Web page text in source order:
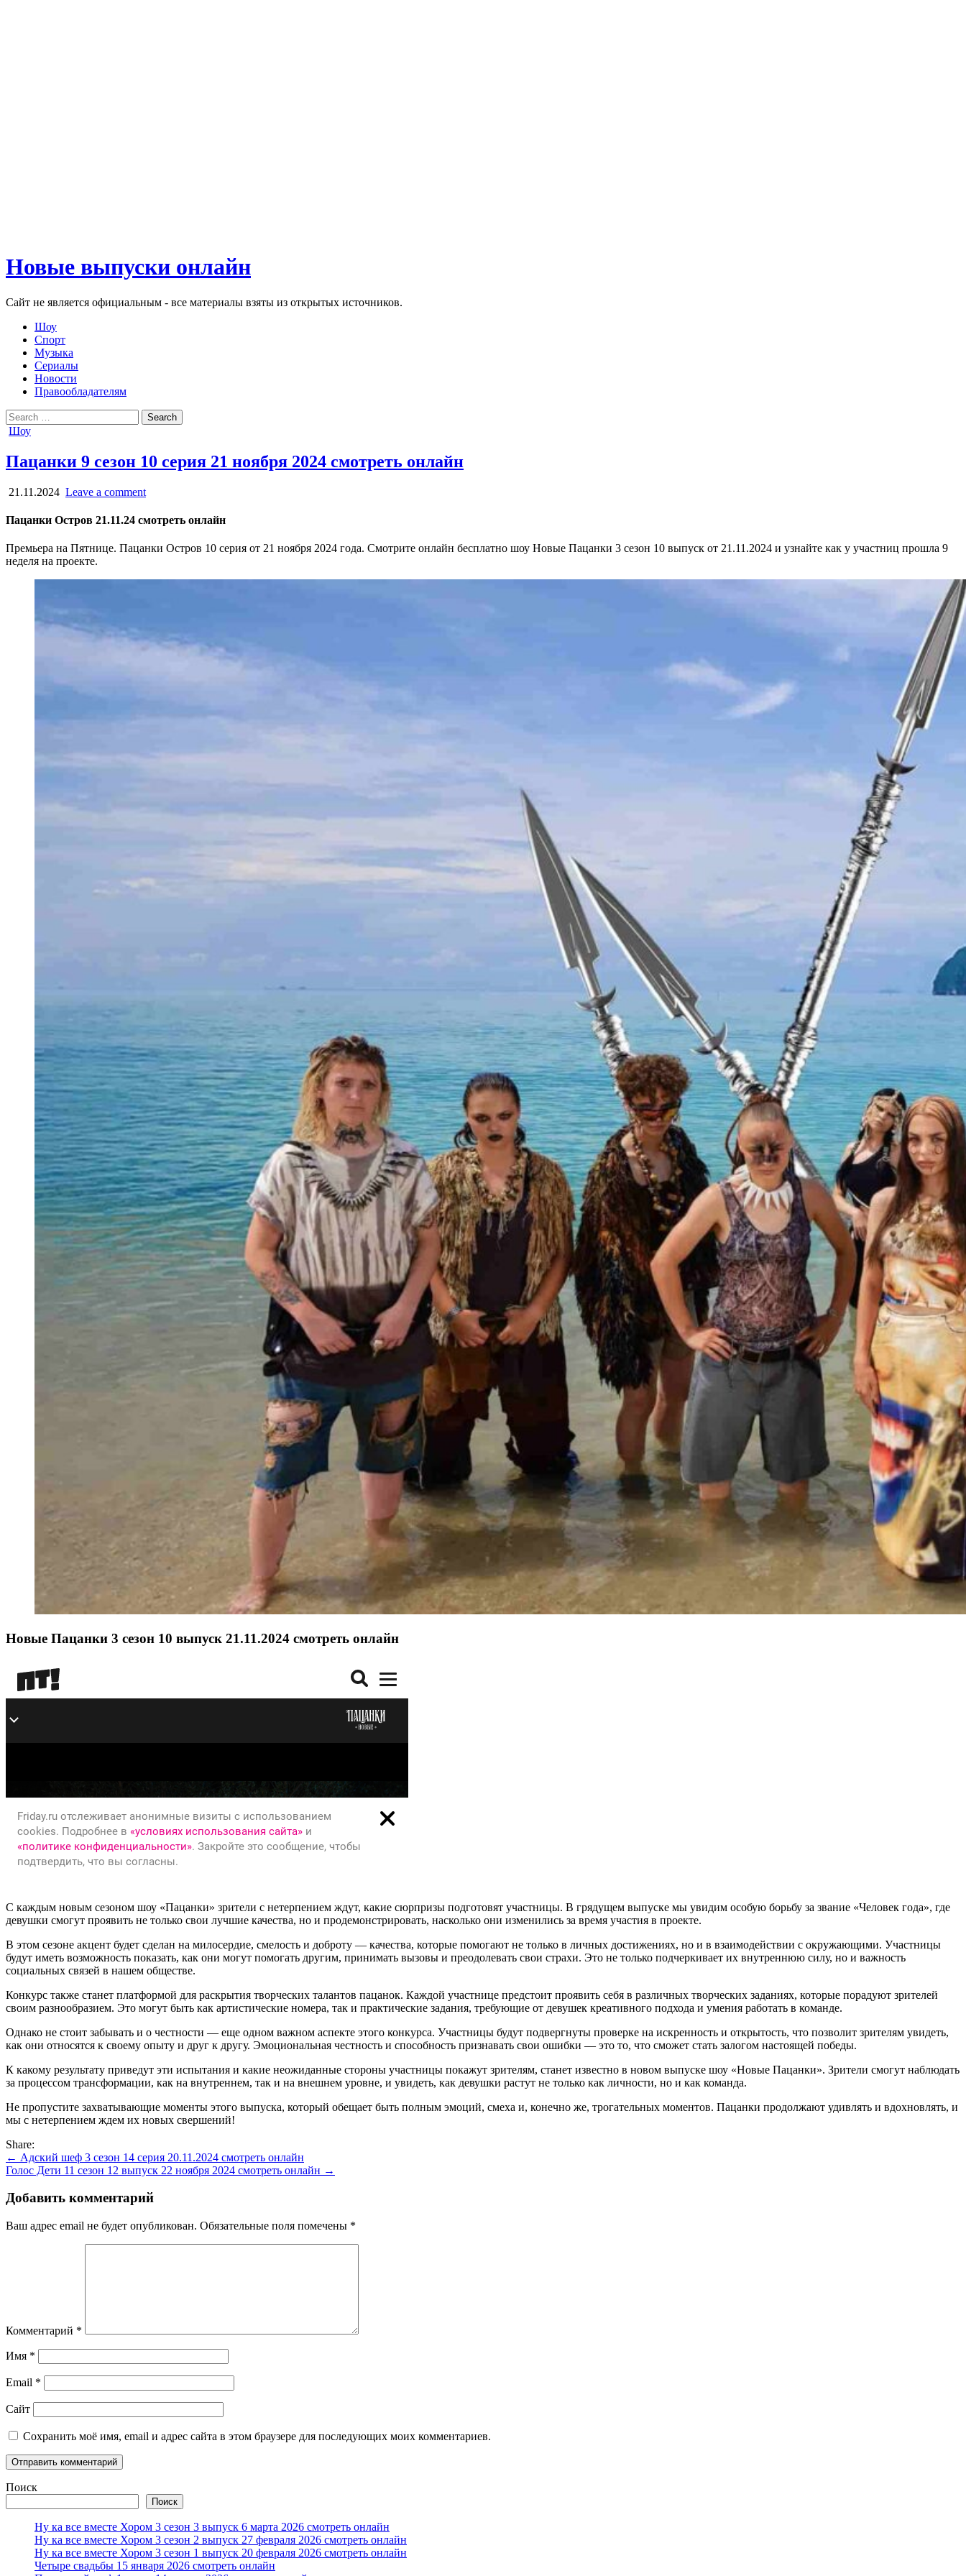
Новые выпуски онлайн
Сайт не является официальным - все материалы взяты из открытых источников.
Шоу
Спорт
Музыка
Сериалы
Новости
Правообладателям
Search
for:
Posted
Шоу
Пацанки 9 сезон 10 серия 21 ноября 2024 смотреть онлайн
21.11.2024 Leave a comment
Пацанки Остров 21.11.24 смотреть онлайн
Премьера на Пятнице. Пацанки Остров 10 серия от 21 ноября 2024 года. Смотрите онлайн бесплатно шоу Новые Пацанки 3 сезон 10 выпуск от 21.11.2024 и узнайте как у участниц прошла 9
неделя на проекте.
Новые Пацанки 3 сезон 10 выпуск 21.11.2024 смотреть онлайн
С каждым новым сезоном шоу «Пацанки» зрители с нетерпением ждут, какие сюрпризы подготовят участницы. В грядущем выпуске мы увидим особую борьбу за звание «Человек года», где
девушки смогут проявить не только свои лучшие качества, но и продемонстрировать, насколько они изменились за время участия в проекте.
В этом сезоне акцент будет сделан на милосердие, смелость и доброту — качества, которые помогают не только в личных достижениях, но и в взаимодействии с окружающими. Участницы
будут иметь возможность показать, как они могут помогать другим, принимать вызовы и преодолевать свои страхи. Это не только подчеркивает их внутреннюю силу, но и важность
социальных связей в нашем обществе.
Конкурс также станет платформой для раскрытия творческих талантов пацанок. Каждой участнице предстоит проявить себя в различных творческих заданиях, которые порадуют зрителей
своим разнообразием. Это могут быть как артистические номера, так и практические задания, требующие от девушек креативного подхода и умения работать в команде.
Однако не стоит забывать и о честности — еще одном важном аспекте этого конкурса. Участницы будут подвергнуты проверке на искренность и открытость, что позволит зрителям увидеть,
как они относятся к своему опыту и друг к другу. Эмоциональная честность и способность признавать свои ошибки — это то, что сможет стать залогом настоящей победы.
К какому результату приведут эти испытания и какие неожиданные стороны участницы покажут зрителям, станет известно в новом выпуске шоу «Новые Пацанки». Зрители смогут наблюдать
за процессом трансформации, как на внутреннем, так и на внешнем уровне, и увидеть, как девушки растут не только как личности, но и как команда.
Не пропустите захватывающие моменты этого выпуска, который обещает быть полным эмоций, смеха и, конечно же, трогательных моментов. Пацанки продолжают удивлять и вдохновлять, и
мы с нетерпением ждем их новых свершений!
Share:
Навигация
по
записям
← Адский шеф 3 сезон 14 серия 20.11.2024 смотреть онлайн
Голос Дети 11 сезон 12 выпуск 22 ноября 2024 смотреть онлайн →
Добавить комментарий
Ваш адрес email не будет опубликован. Обязательные поля помечены *
Комментарий *
Имя *
Email *
Сайт
Сохранить моё имя, email и адрес сайта в этом браузере для последующих моих комментариев.
Поиск
Поиск
Ну ка все вместе Хором 3 сезон 3 выпуск 6 марта 2026 смотреть онлайн
Ну ка все вместе Хором 3 сезон 2 выпуск 27 февраля 2026 смотреть онлайн
Ну ка все вместе Хором 3 сезон 1 выпуск 20 февраля 2026 смотреть онлайн
Четыре свадьбы 15 января 2026 смотреть онлайн